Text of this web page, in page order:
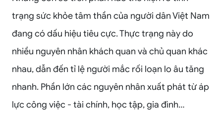
trạng sức khỏe tâm thần của người dân Việt Nam
đang có dấu hiệu tiêu cực. Thực trạng này do
nhiều nguyên nhân khách quan và chủ quan khác
nhau, dẫn đến tỉ lệ người mắc rối loạn lo âu tăng
nhanh. Phần lớn các nguyên nhân xuất phát từ áp
lực công việc - tài chính, học tập, gia đình…